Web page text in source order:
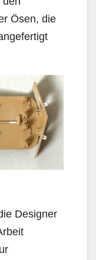
Ösen, die
Designer